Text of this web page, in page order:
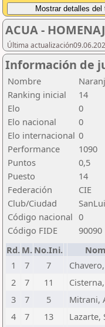
ACUA -
Última
Información de
Nombre
Ranking inicial
14
Elo
0
Elo nacional
0
Elo internacional 0
Performance
1090
Puntos
0,5
Puesto
14
Federación
CIE
Club/Ciudad
Código nacional 0
Código FIDE
90090
Rd. M. No.Ini.
1
7 7
2
7 11
3
7 5 Mitrani,
4
7 13 Lazarte,